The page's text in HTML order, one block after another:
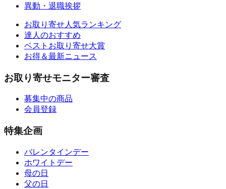
異動・退職挨拶
お取り寄せ人気ランキング
達人のおすすめ
ベストお取り寄せ大賞
お得＆最新ニュース
お取り寄せモニター審査
募集中の商品
会員登録
特集企画
バレンタインデー
ホワイトデー
母の日
父の日